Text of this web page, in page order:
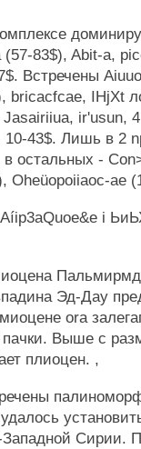
83$), Abit-a,
Встречены
bricacfcae, IHjXt
ir'usun,
43$. Лишь в 2
остальных -
Oheüopoiiaoc-ae
i
Пальмирмд
Эд-Дау
ora
пачки. Выше с
плиоцен. ,
Западной Сирии.